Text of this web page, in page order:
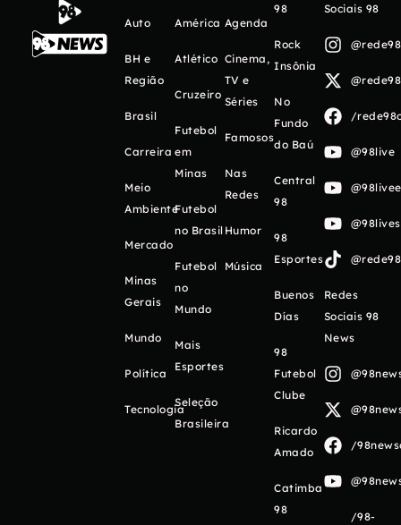
Auto
BH e
Região
Brasil
Carreira
Meio
Ambiente
Mercado
Minas
Gerais
Mundo
Política
Tecnologia
América
Atlético
Cruzeiro
Futebol
em
Minas
Futebol
no Brasil
Futebol
no
Mundo
Mais
Esportes
Seleção
Brasileira
Agenda
Cinema,
TV e
Séries
Famosos
Nas
Redes
Humor
Música
98
Rock
Insônia
No
Fundo
do Baú
Central
98
98
Esportes
Buenos
Días
98
Futebol
Clube
Ricardo
Amado
Catimba
98
Sociais 98
/
@98live
Redes
Sociais 98
News
/
/98-